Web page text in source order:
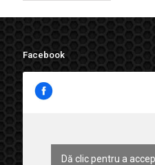
Facebook
Dă clic pentru a